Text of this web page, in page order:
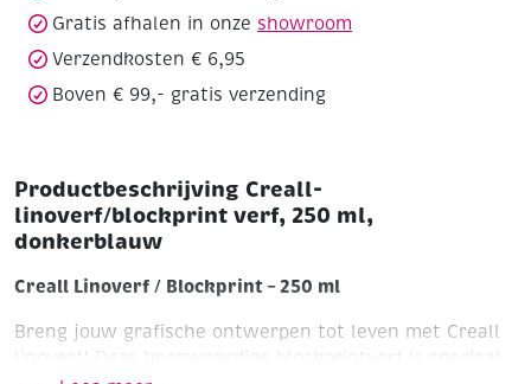
Gratis afhalen in onze showroom
Verzendkosten € 6,95
Boven € 99,- gratis verzending
Productbeschrijving Creall-
linoverf/blockprint verf, 250 ml,
donkerblauw
Creall Linoverf / Blockprint – 250 ml
Breng jouw grafische ontwerpen tot leven met Creall
linoverf! Deze hoogwaardige blockprintverf is speciaal